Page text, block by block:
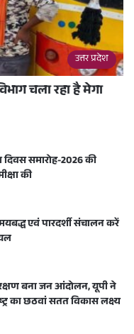
उत्तर प्रदेश
चला रहा है मेगा
समारोह-2026 की
की
एवं पारदर्शी संचालन करें
बना जन आंदोलन, यूपी ने
का छठवां सतत विकास लक्ष्य